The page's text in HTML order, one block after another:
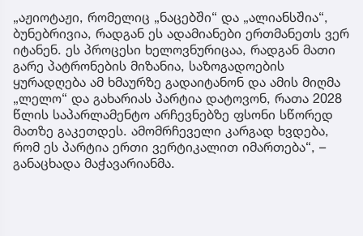
„აჟიოტაჟი, რომელიც „ნაცებში“ და „ალიანსშია“,
ბუნებრივია, რადგან ეს ადამიანები ერთმანეთს ვერ
იტანენ. ეს პროცესი ხელოვნურიცაა, რადგან მათი
გარე პატრონების მიზანია, საზოგადოების
ყურადღება ამ ხმაურზე გადაიტანონ და ამის მიღმა
„ლელო“ და გახარიას პარტია დატოვონ, რათა 2028
წლის საპარლამენტო არჩევნებზე ფსონი სწორედ
მათზე გაკეთდეს. ამომრჩეველი კარგად ხვდება,
რომ ეს პარტია ერთი ვერტიკალით იმართება“, –
განაცხადა მაჭავარიანმა.